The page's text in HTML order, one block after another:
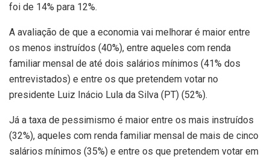
foi de 14% para 12%.
A avaliação de que a economia vai melhorar é maior entre
os menos instruídos (40%), entre aqueles com renda
familiar mensal de até dois salários mínimos (41% dos
entrevistados) e entre os que pretendem votar no
presidente Luiz Inácio Lula da Silva (PT) (52%).
Já a taxa de pessimismo é maior entre os mais instruídos
(32%), aqueles com renda familiar mensal de mais de cinco
salários mínimos (35%) e entre os que pretendem votar em